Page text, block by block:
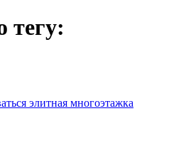
тегу:
элитная многоэтажка